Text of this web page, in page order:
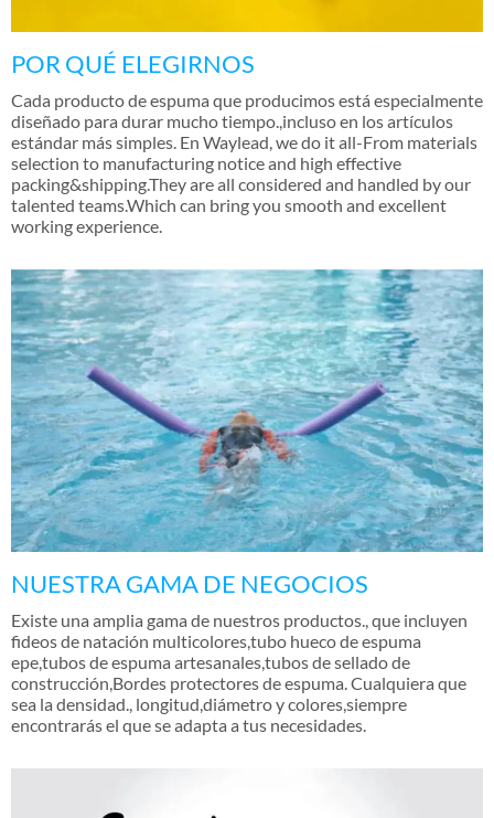
POR QUÉ ELEGIRNOS
Cada producto de espuma que producimos está especialmente
diseñado para durar mucho tiempo.,incluso en los artículos
estándar más simples. En Waylead, we do it all-From materials
selection to manufacturing notice and high effective
packing&shipping.They are all considered and handled by our
talented teams.Which can bring you smooth and excellent
working experience
NUESTRA GAMA DE NEGOCIOS
Existe una amplia gama de nuestros productos., que incluyen
fideos de natación multicolores,tubo hueco de espuma
epe,tubos de espuma artesanales,tubos de sellado de
construcción,Bordes protectores de espuma. Cualquiera que
sea la densidad., longitud,diámetro y colores,siempre
encontrarás el que se adapta a tus necesidades.